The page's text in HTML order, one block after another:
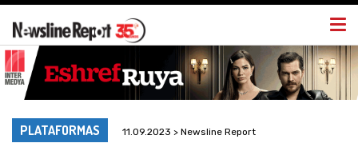
PLATAFORMAS 11.09.2023 > Newsline Report